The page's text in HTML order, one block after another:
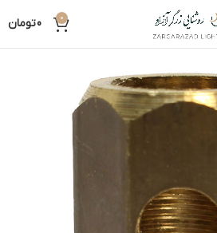
0
0تومان